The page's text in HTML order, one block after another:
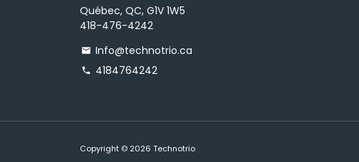
Québec, QC, G1V 1W5
418-476-4242
email Info@technotrio.ca
phone 4184764242
Copyright © 2026 Technotrio